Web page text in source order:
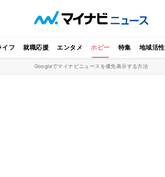
イフ 就職応援 エンタメ ホビー 特集 地域活性
Googleでマイナビニュースを優先表示する方法